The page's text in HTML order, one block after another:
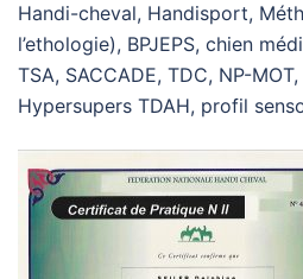
Handi-cheval, Handisport,
l’ethologie), BPJEPS, chien
TSA, SACCADE, TDC, NP-
Hypersupers TDAH, profil